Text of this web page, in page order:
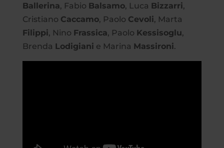
Ballerina, Fabio Balsamo, Luca Bizzarri,
Cristiano Caccamo, Paolo Cevoli, Marta
Filippi, Nino Frassica, Paolo Kessisoglu,
Brenda Lodigiani e Marina Massironi.